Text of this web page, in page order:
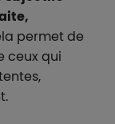
permet de
ceux qui